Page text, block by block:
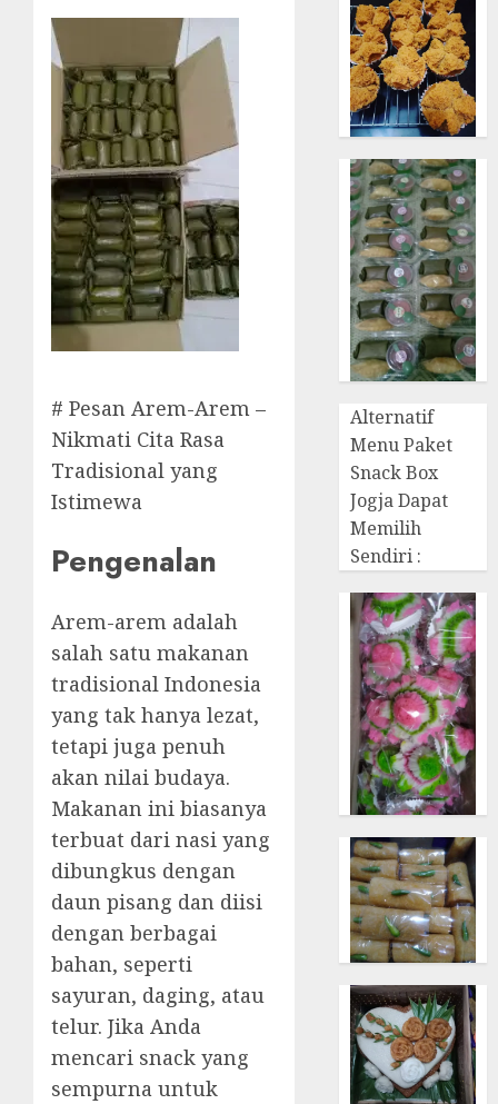
# Pesan Arem-Arem –
Nikmati Cita Rasa
Tradisional yang
Istimewa
Pengenalan
Arem-arem adalah
salah satu makanan
tradisional Indonesia
yang tak hanya lezat,
tetapi juga penuh
akan nilai budaya.
Makanan ini biasanya
terbuat dari nasi yang
dibungkus dengan
daun pisang dan diisi
dengan berbagai
bahan, seperti
sayuran, daging, atau
telur. Jika Anda
mencari snack yang
sempurna untuk
Alternatif
Menu Paket
Snack Box
Jogja Dapat
Memilih
Sendiri :